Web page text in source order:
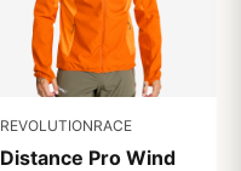
REVOLUTIONRACE
Distance Pro Wind